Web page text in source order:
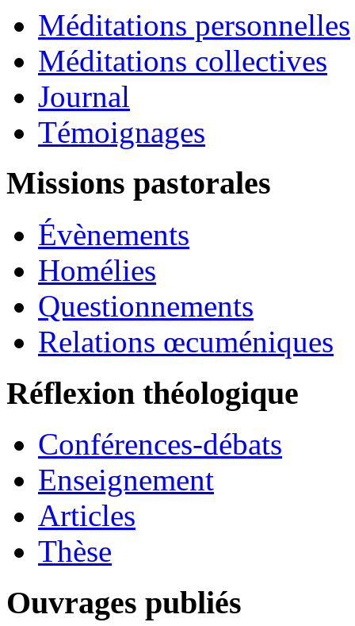
Méditations personnelles
Méditations collectives
Journal
Témoignages
Missions pastorales
Évènements
Homélies
Questionnements
Relations œcuméniques
Réflexion théologique
Conférences-débats
Enseignement
Articles
Thèse
Ouvrages publiés